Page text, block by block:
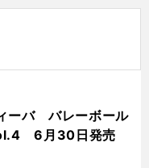
ーバ バレーボール
6月30日発売